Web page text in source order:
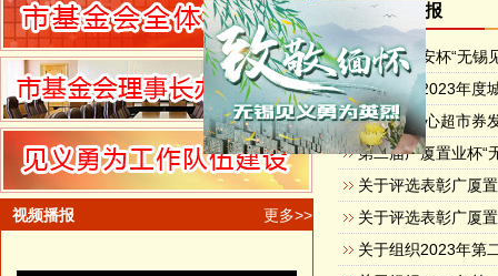
视频播报 更多>>
通知通报
第四届澄安杯“无锡
2023年爱心超市券
×